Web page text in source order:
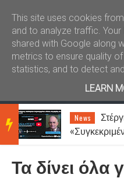
Καλώς
BRE
AKIN
News
Αλεβιτών»
Τα δίνει όλα
This site uses cookies
and to analyze traffic.
shared with Google along
metrics to ensure quality
statistics, and to detect
LEARN